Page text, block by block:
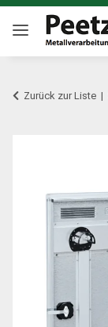
Zurück zur Liste